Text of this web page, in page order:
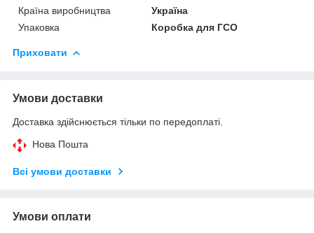
Країна виробництва
Україна
Упаковка
Коробка для ГСО
Приховати
Умови доставки
Доставка здійснюється тільки по передоплаті.
Нова Пошта
Всі умови доставки
Умови оплати